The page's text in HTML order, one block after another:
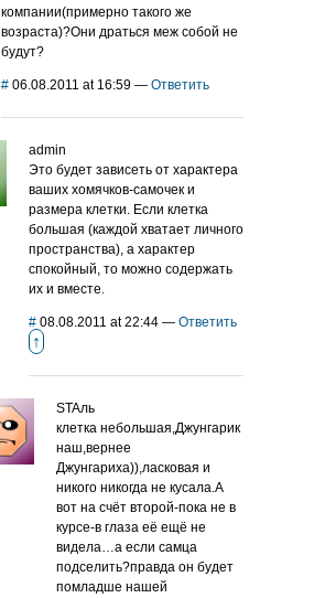
компании(примерно такого же
возраста)?Они драться меж собой не
будут?
# 06.08.2011 at 16:59 — Ответить
admin
Это будет зависеть от характера
ваших хомячков-самочек и
размера клетки. Если клетка
большая (каждой хватает личного
пространства), а характер
спокойный, то можно содержать
их и вместе.
# 08.08.2011 at 22:44 — Ответить
↑
STAль
клетка небольшая,Джунгарик
наш,вернее
Джунгариха)),ласковая и
никого никогда не кусала.А
вот на счёт второй-пока не в
курсе-в глаза её ещё не
видела…а если самца
подселить?правда он будет
помладше нашей